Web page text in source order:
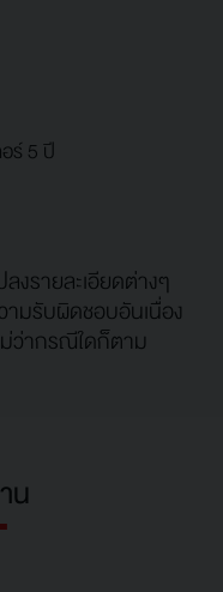
ร์ 5 ปี
งรายละเอียดต่างๆ
ามรับผิดชอบอันเนื่อง
ว่ากรณีใดก็ตาม
น